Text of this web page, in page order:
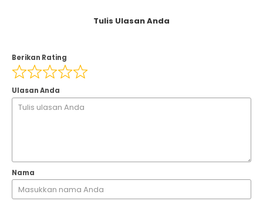
Tulis Ulasan Anda
Berikan Rating
Ulasan Anda
Nama